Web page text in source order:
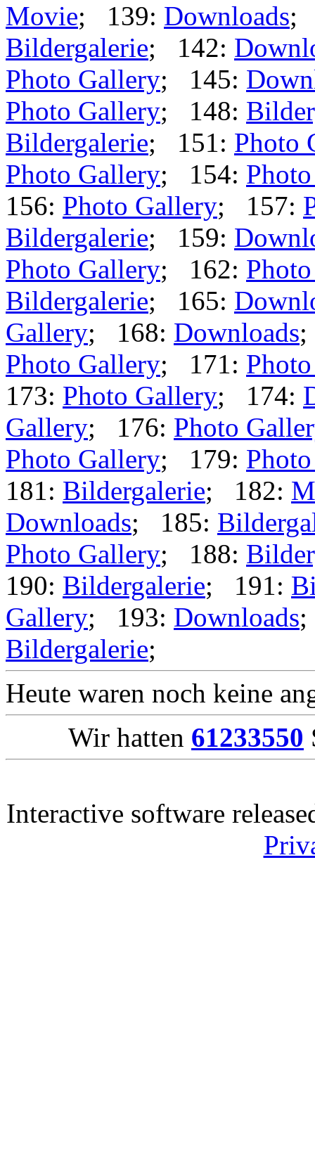
Movie; 139: Downloads;
Bildergalerie; 142:
Photo Gallery; 145:
Photo Gallery; 148:
Bildergalerie; 151: Photo
Photo Gallery; 154:
156: Photo Gallery; 157:
Bildergalerie; 159:
Photo Gallery; 162:
Bildergalerie; 165:
Gallery; 168: Downloads
Photo Gallery; 171:
173: Photo Gallery; 174:
Gallery; 176: Photo
Photo Gallery; 179:
181: Bildergalerie; 182:
Downloads; 185:
Photo Gallery; 188:
190: Bildergalerie; 191:
Gallery; 193: Downloads
Bildergalerie;
Heute waren noch keine
Wir hatten 61233550
Interactive software